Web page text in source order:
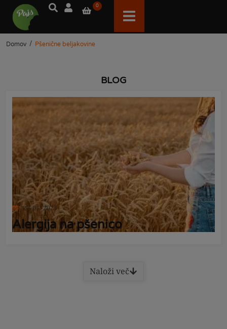
0
Domov / Pšenične beljakovine
BLOG
22. 05. 2025
Alergija na pšenico
Naloži več